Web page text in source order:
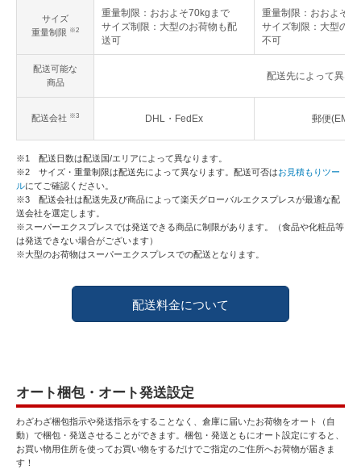
サイズ
重量制限 ※2
重量制限：おおよそ70kgまで
サイズ制限：大型のお荷物も配
送可
重量制限：おおよそ
サイズ制限：大型の
不可
配送可能な
商品
配送先によって異な
配送会社 ※3 DHL・FedEx 郵便(EMS)
※1 配送日数は配送国/エリアによって異なります。
※2 サイズ・重量制限は配送先によって異なります。配送可否はお見積もりツー
ルにてご確認ください。
※3 配送会社は配送先及び商品によって楽天グローバルエクスプレスが最適な配
送会社を選定します。
※スーパーエクスプレスでは発送できる商品に制限があります。（食品や化粧品等
は発送できない場合がございます）
※大型のお荷物はスーパーエクスプレスでの配送となります。
配送料金について
オート梱包・オート発送設定
わざわざ梱包指示や発送指示をすることなく、倉庫に届いたお荷物をオート（自
動）で梱包・発送させることができます。梱包・発送ともにオート設定にすると、
お買い物用住所を使ってお買い物をするだけでご指定のご住所へお荷物が届きま
す！